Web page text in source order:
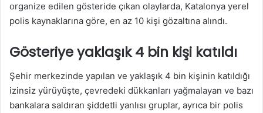
organize edilen gösteride çıkan olaylarda, Katalonya yerel
polis kaynaklarına göre, en az 10 kişi gözaltına alındı.
Gösteriye yaklaşık 4 bin kişi katıldı
Şehir merkezinde yapılan ve yaklaşık 4 bin kişinin katıldığı
izinsiz yürüyüşte, çevredeki dükkanları yağmalayan ve bazı
bankalara saldıran şiddetli yanlısı gruplar, ayrıca bir polis